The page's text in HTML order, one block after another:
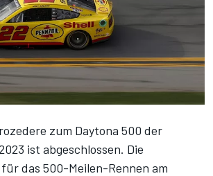
zum Daytona 500 der
ist abgeschlossen. Die
das 500-Meilen-Rennen am